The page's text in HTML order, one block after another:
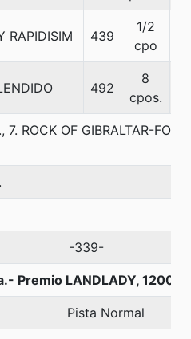
RAPIDISIM 439
1/2
cpo
492
8
cpos.
7. ROCK OF GIBRALTAR-
-339-
Premio LANDLADY, 1200
Pista Normal